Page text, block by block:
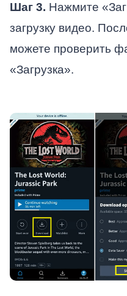
Шаг 3. Нажмите
загрузку видео.
можете проверить
«Загрузка».